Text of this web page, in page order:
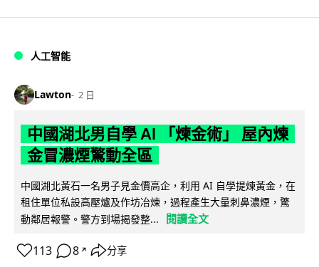
人工智能
Lawton 2 日
中國湖北男自學 AI 「煉金術」 屋內煉
金冒濃煙驚動全區
中國湖北黃石一名男子見金價高企，利用 AI 自學提煉黃金，在
租住單位私設高壓爐及作坊冶煉，過程產生大量刺鼻濃煙，驚
動鄰居報警。警方到場揭發整...
閱讀全文
113 8 ↗ 分享